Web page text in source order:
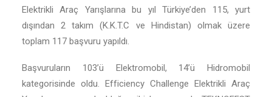
Elektrikli Araç Yarışlarına bu yıl Türkiye’den 115, yurt
dışından 2 takım (K.K.T.C ve Hindistan) olmak üzere
toplam 117 başvuru yapıldı.
Başvuruların 103’ü Elektromobil, 14’ü Hidromobil
kategorisinde oldu. Efficiency Challenge Elektrikli Araç